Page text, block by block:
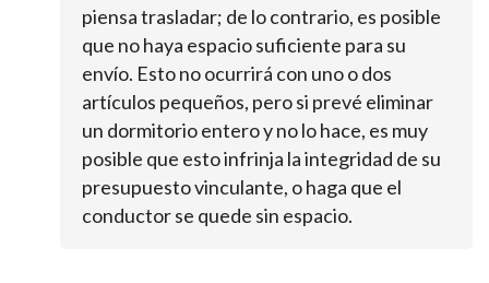
piensa trasladar; de lo contrario, es posible
que no haya espacio suficiente para su
envío. Esto no ocurrirá con uno o dos
artículos pequeños, pero si prevé eliminar
un dormitorio entero y no lo hace, es muy
posible que esto infrinja la integridad de su
presupuesto vinculante, o haga que el
conductor se quede sin espacio.